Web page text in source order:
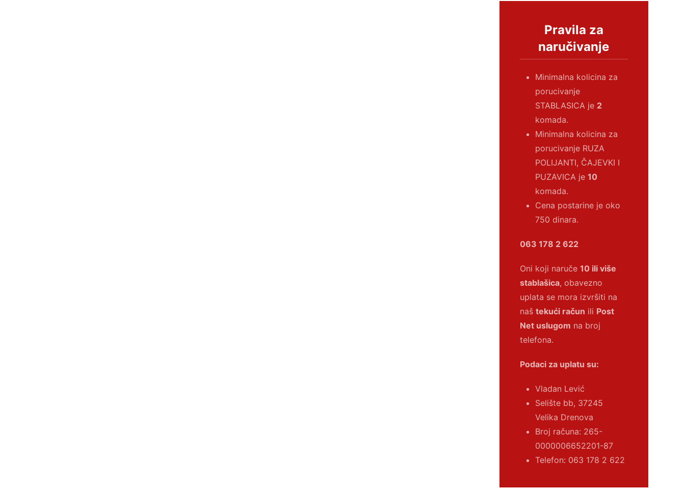
Pravila za
naručivanje
Minimalna kolicina za
porucivanje
STABLASICA je 2
komada.
Minimalna kolicina za
porucivanje RUZA
POLIJANTI, ČAJEVKI I
PUZAVICA je 10
komada.
Cena postarine je oko
750 dinara.
063 178 2 622
Oni koji naruče 10 ili više
stablašica, obavezno
uplata se mora izvršiti na
naš tekući račun ili Post
Net uslugom na broj
telefona.
Podaci za uplatu su:
Vladan Lević
Selište bb, 37245
Velika Drenova
Broj računa: 265-
0000006652201-87
Telefon: 063 178 2 622